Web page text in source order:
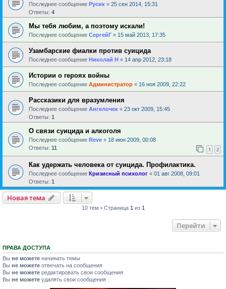
Последнее сообщение Русик « 25 сен 2014, 15:31
Ответы: 4
Мы тебя любим, а поэтому искали!
Последнее сообщение СергейГ « 15 май 2013, 17:35
Узамбарские фиалки против суицида
Последнее сообщение Николай Н « 14 апр 2012, 23:18
Истории о героях войны
Последнее сообщение Администратор « 16 ноя 2009, 22:22
Рассказики для вразумления
Последнее сообщение Ангелочек « 23 окт 2009, 15:45
Ответы: 1
О связи суицида и алкоголя
Последнее сообщение Reve « 18 июн 2009, 00:08
Ответы: 11 1 2
Как удержать человека от суицида. Профилактика.
Последнее сообщение Кризисный психолог « 01 авг 2008, 09:01
Ответы: 1
Новая тема
10 тем • Страница 1 из 1
Перейти
ПРАВА ДОСТУПА
Вы не можете начинать темы
Вы не можете отвечать на сообщения
Вы не можете редактировать свои сообщения
Вы не можете удалять свои сообщения